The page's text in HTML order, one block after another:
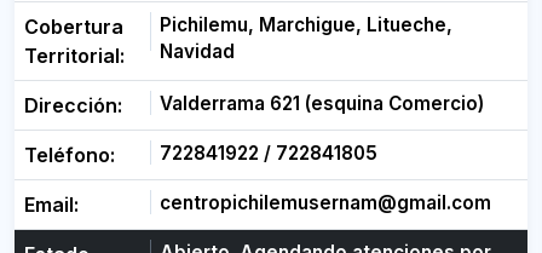
Cobertura
Territorial:
Pichilemu, Marchigue, Litueche,
Navidad
Dirección: Valderrama 621 (esquina Comercio)
Teléfono: 722841922 / 722841805
Email: centropichilemusernam@gmail.com